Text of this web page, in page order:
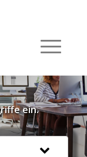
ein.